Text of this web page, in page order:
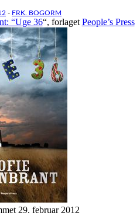
- FRK. BOGORM
“Uge 36“, forlagetPeople’s Press
29. februar 2012